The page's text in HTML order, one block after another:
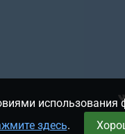
использования
здесь.